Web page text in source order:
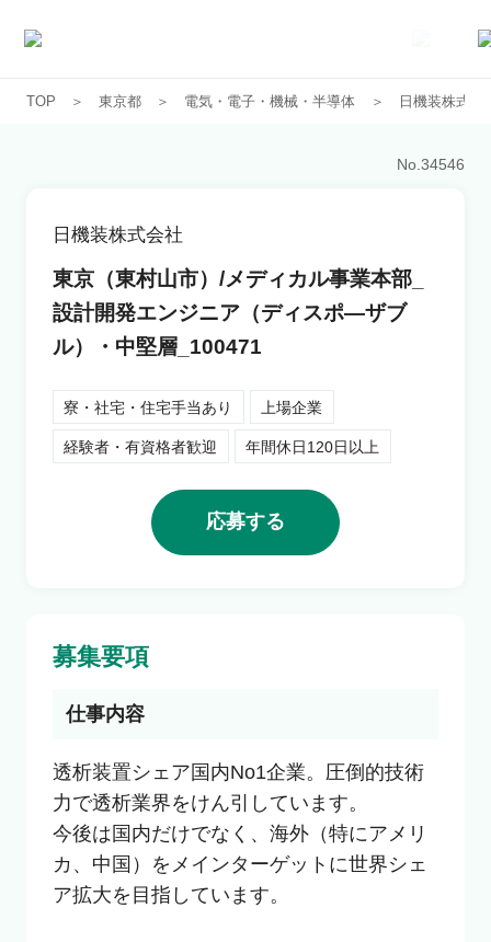
求人一覧
コラム
コンサルタント紹介
利用者の声
転職のご相談・登録
企業の担当者様
TOP 東京都 電気・電子・機械・半導体 日機装株式会
No.34546
日機装株式会社
東京（東村山市）/メディカル事業本部_
設計開発エンジニア（ディスポ―ザブ
ル）・中堅層_100471
寮・社宅・住宅手当あり 上場企業
経験者・有資格者歓迎 年間休日120日以上
応募する
募集要項
仕事内容
透析装置シェア国内No1企業。圧倒的技術
力で透析業界をけん引しています。
今後は国内だけでなく、海外（特にアメリ
カ、中国）をメインターゲットに世界シェ
ア拡大を目指しています。